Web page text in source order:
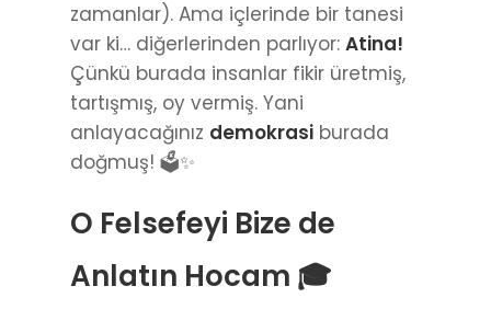
zamanlar). Ama içlerinde bir tanesi
var ki… diğerlerinden parlıyor: Atina!
Çünkü burada insanlar fikir üretmiş,
tartışmış, oy vermiş. Yani
anlayacağınız demokrasi burada
doğmuş! 🗳️✨
O Felsefeyi Bize de
Anlatın Hocam 🎓